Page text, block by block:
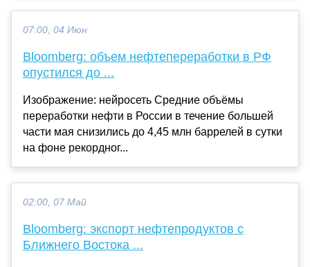
07:00, 04 Июн
Bloomberg: объем нефтепереработки в РФ
опустился до ...
Изображение: нейросеть Средние объёмы
переработки нефти в России в течение большей
части мая снизились до 4,45 млн баррелей в сутки
на фоне рекордног...
02:00, 07 Май
Bloomberg: экспорт нефтепродуктов с
Ближнего Востока ...